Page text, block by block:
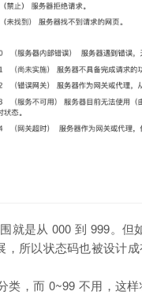
就是从 000 到 999。但
所以状态码也被设计成
，而 0~99 不用，这